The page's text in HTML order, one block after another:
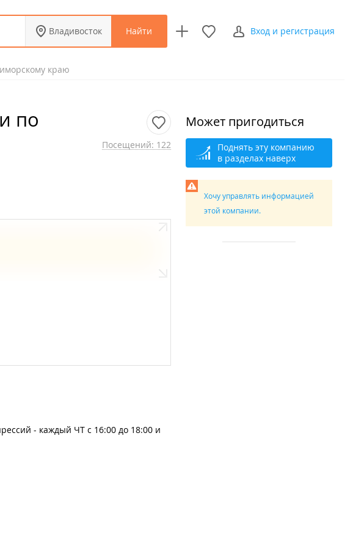
Владивосток Найти Вход и регистрация
краю
по
Посещений: 122
- каждый ЧТ с 16:00 до 18:00 и
Может пригодиться
Поднять эту компанию
в разделах наверх
Хочу управлять информацией
этой компании.